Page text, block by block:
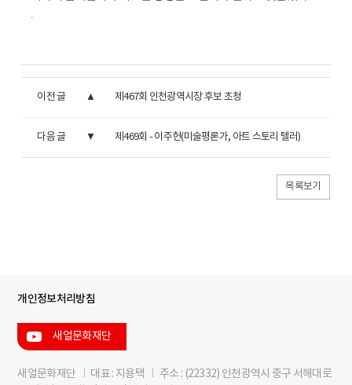
이전 글 제467회 인천광역시장 후보 초청
다음 글 제469회 - 이주헌(미술평론가, 아트 스토리 텔러)
목록보기
개인정보처리방침
새얼문화재단
새얼문화재단 I 대표 : 지용택 I 주소 : (22332) 인천광역시 중구 서해대로